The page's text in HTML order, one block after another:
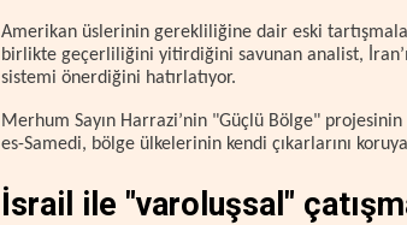
Amerikan üslerinin gerekliliğine dair eski
birlikte geçerliliğini yitirdiğini savunan analist,
sistemi önerdiğini hatırlatıyor.
Merhum Sayın Harrazi’nin "Güçlü Bölge"
es-Samedi, bölge ülkelerinin kendi çıkarlarını
İsrail ile "varoluşsal"